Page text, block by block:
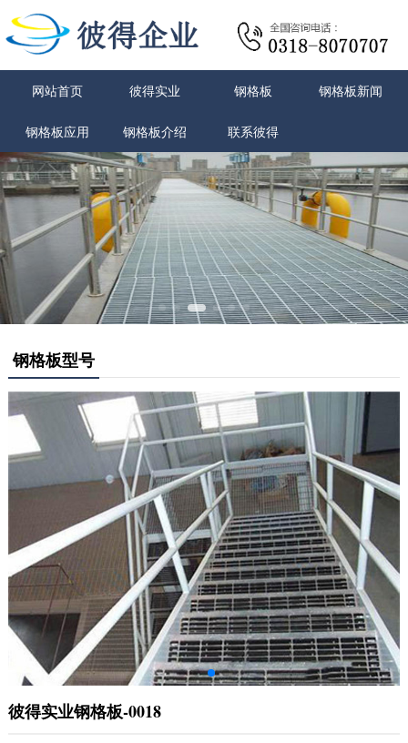
网站首页 彼得实业 钢格板 钢格板新闻
钢格板应用 钢格板介绍 联系彼得
钢格板型号
彼得实业钢格板-0018